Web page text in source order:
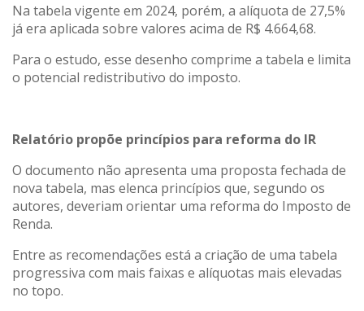
Na tabela vigente em 2024, porém, a alíquota de 27,5%
já era aplicada sobre valores acima de R$ 4.664,68.
Para o estudo, esse desenho comprime a tabela e limita
o potencial redistributivo do imposto.
Relatório propõe princípios para reforma do IR
O documento não apresenta uma proposta fechada de
nova tabela, mas elenca princípios que, segundo os
autores, deveriam orientar uma reforma do Imposto de
Renda.
Entre as recomendações está a criação de uma tabela
progressiva com mais faixas e alíquotas mais elevadas
no topo.